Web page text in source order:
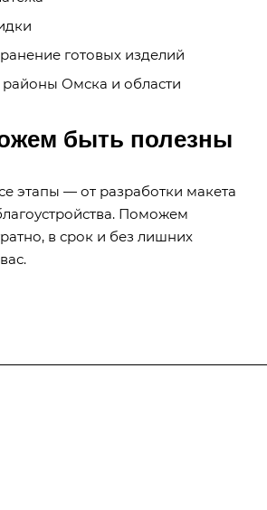
готовых изделий
районы Омска и области
быть полезны
этапы — от разработки макета
Поможем
в срок и без лишних